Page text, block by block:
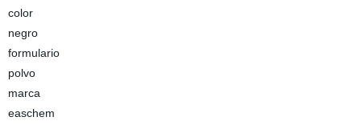
color
negro
formulario
polvo
marca
easchem